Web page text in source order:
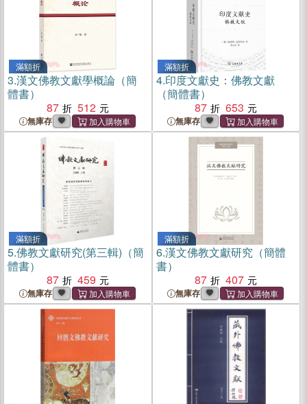
滿額折
3.漢文佛教文獻學概論（簡
體書）
87
512
無庫存
滿額折
4.印度文獻史：佛教文獻
（簡體書）
87
653
無庫存
滿額折
5.佛教文獻研究(第三輯)（簡
體書）
87
459
無庫存
滿額折
6.漢文佛教文獻研究（簡體
書）
87
407
無庫存